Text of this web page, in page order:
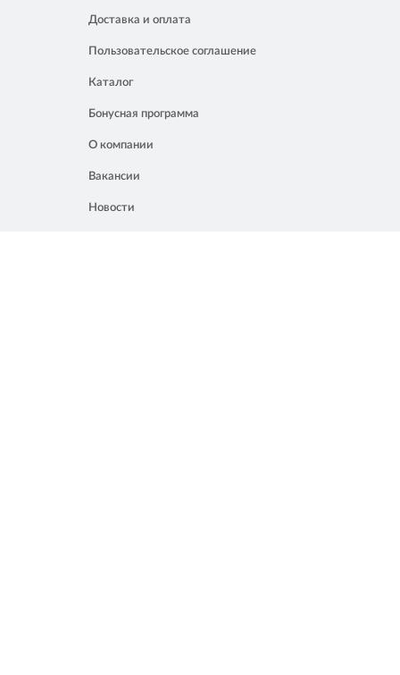
Доставка и оплата
Пользовательское соглашение
Каталог
Бонусная программа
О компании
Вакансии
Новости